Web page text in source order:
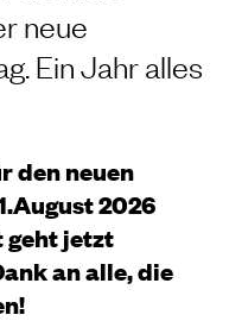
neue
Ein Jahr alles
den neuen
2026
geht jetzt
an alle, die